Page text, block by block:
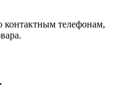
контактным телефонам,